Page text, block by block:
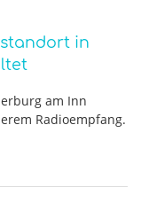
in
am Inn
Radioempfang.